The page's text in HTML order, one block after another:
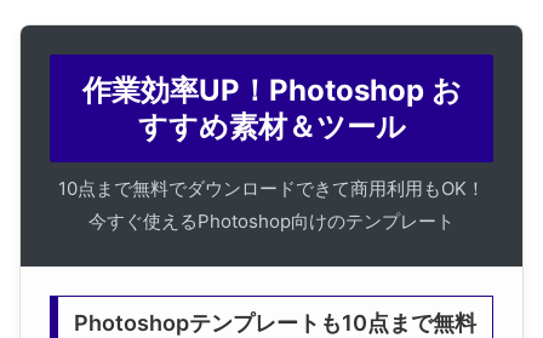
作業効率UP！Photoshop お
すすめ素材＆ツール
10点まで無料でダウンロードできて商用利用もOK！
今すぐ使えるPhotoshop向けのテンプレート
Photoshopテンプレートも10点まで無料